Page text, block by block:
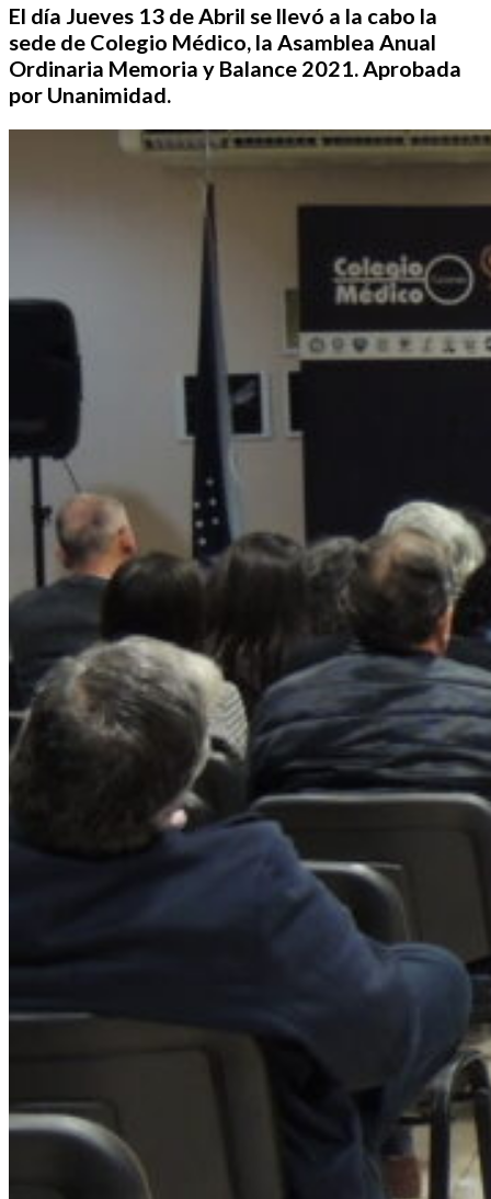
El día Jueves 13 de Abril se llevó a la cabo la
sede de Colegio Médico, la Asamblea Anual
Ordinaria Memoria y Balance 2021. Aprobada
por Unanimidad.